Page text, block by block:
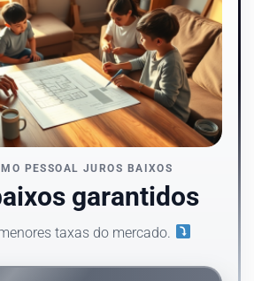
PESSOAL JUROS BAIXOS
garantidos
taxas do mercado.